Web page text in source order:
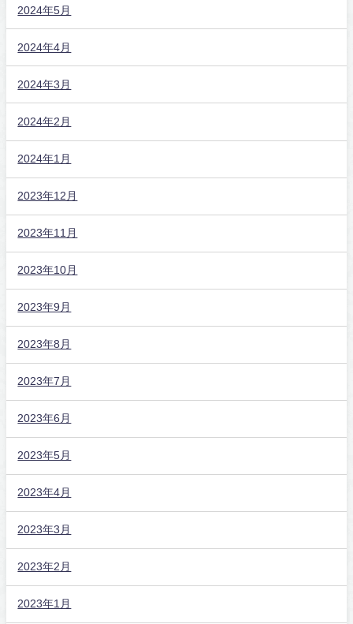
2024年5月
2024年4月
2024年3月
2024年2月
2024年1月
2023年12月
2023年11月
2023年10月
2023年9月
2023年8月
2023年7月
2023年6月
2023年5月
2023年4月
2023年3月
2023年2月
2023年1月